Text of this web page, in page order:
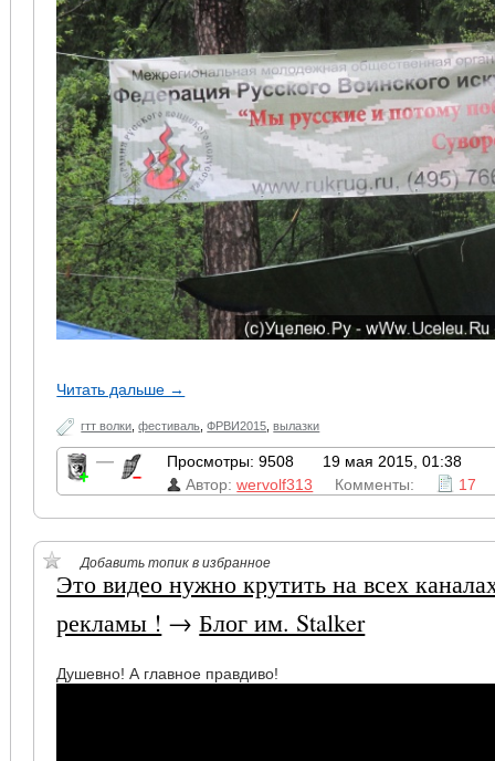
Читать дальше →
гтт волки ,фестиваль ,ФРВИ2015 ,вылазки
— Просмотры: 9508
19 мая 2015, 01:38
Автор:wervolf313 Комменты: 17
Добавить топик в избранное
Это видео нужно крутить на всех
рекламы ! →Блог им. Stalker
Душевно! А главное правдиво!